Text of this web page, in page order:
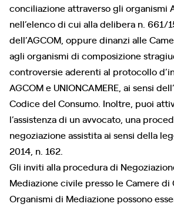
conciliazione attraverso gli organismi
nell’elenco di cui alla delibera n. 661/
dell’AGCOM, oppure dinanzi alle
agli organismi di composizione
controversie aderenti al protocollo
AGCOM e UNIONCAMERE, ai sensi
Codice del Consumo. Inoltre, puoi
l’assistenza di un avvocato, una
negoziazione assistita ai sensi della
2014, n. 162.
Gli inviti alla procedura di
Mediazione civile presso le Camere
Organismi di Mediazione possono